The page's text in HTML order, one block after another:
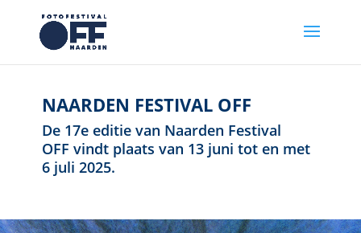
NAARDEN FESTIVAL OFF
De 17e editie van Naarden Festival
OFF vindt plaats van 13 juni tot en met
6 juli 2025.